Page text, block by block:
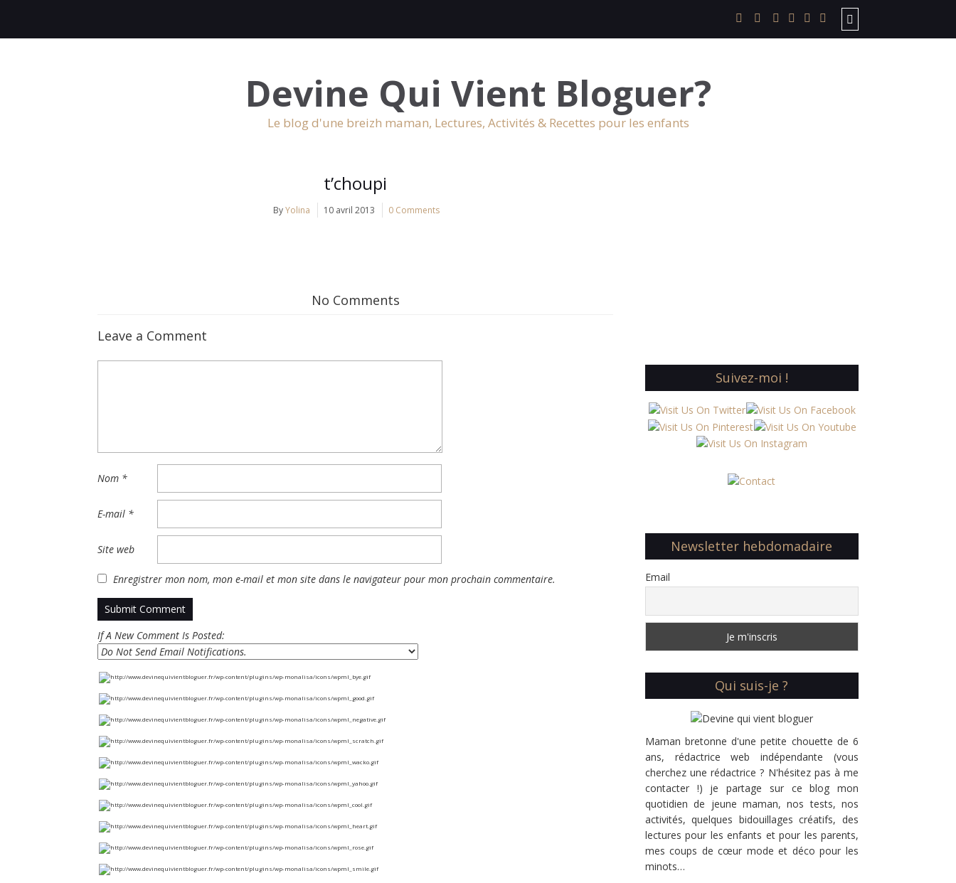
Devine Qui Vient Bloguer?
Le blog d'une breizh maman, Lectures, Activités & Recettes pour les enfants
t’choupi
ByYolina 10 avril 2013 0 Comments
No Comments
Leave a Comment
Nom *
E-mail *
Site web
Enregistrer mon nom, mon e-mail et mon site dans le navigateur pour mon prochain commentaire.
If A New Comment Is Posted:
Suivez-moi !
Newsletter hebdomadaire
Email
Qui suis-je ?
Maman bretonne d'une petite chouette de 6
ans, rédactrice web indépendante (vous
cherchez une rédactrice ? N'hésitez pas à me
contacter !) je partage sur ce blog mon
quotidien de jeune maman, nos tests, nos
activités, quelques bidouillages créatifs, des
lectures pour les enfants et pour les parents,
mes coups de cœur mode et déco pour les
minots…